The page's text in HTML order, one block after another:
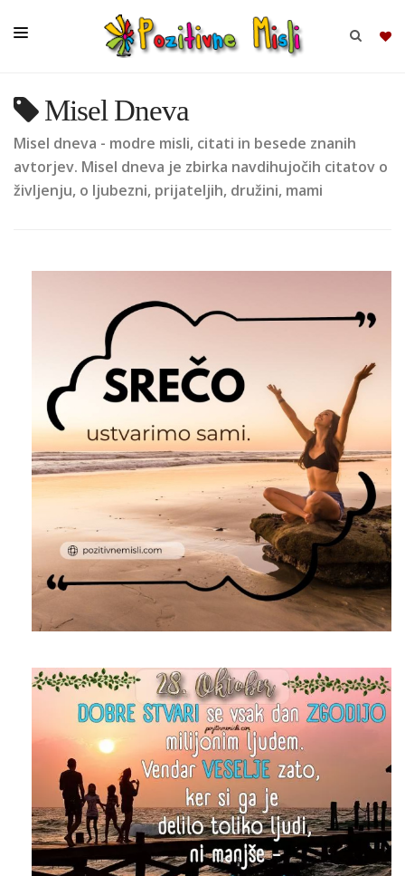
SKUPINE
MISLI
Misel Dneva
Misel dneva - modre misli, citati in besede znanih
avtorjev. Misel dneva je zbirka navdihujočih citatov o
življenju, o ljubezni, prijateljih, družini, mami